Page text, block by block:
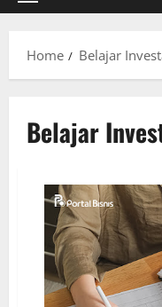
Home Belajar
Belajar